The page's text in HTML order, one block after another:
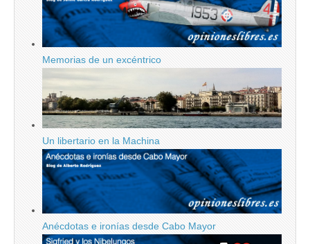
Memorias de un excéntrico
Un libertario en la Machina
Anécdotas e ironías desde Cabo Mayor